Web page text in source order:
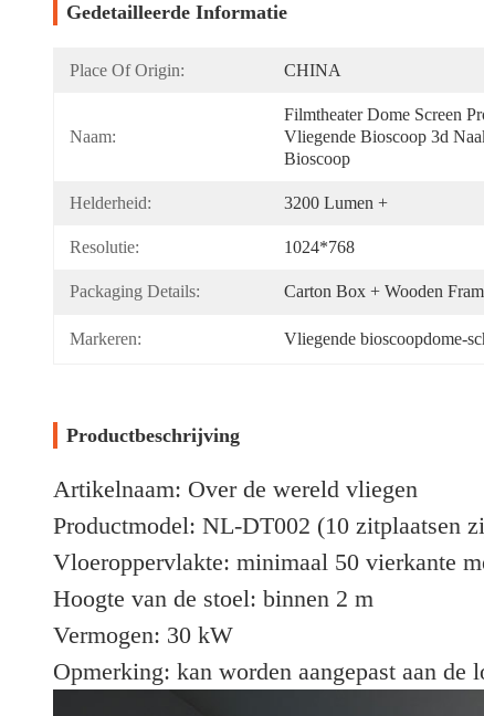
Gedetailleerde Informatie
Place Of Origin: CHINA
Naam:
Filmtheater Dome Screen
Vliegende Bioscoop 3d
Bioscoop
Helderheid: 3200 Lumen +
Resolutie: 1024*768
Packaging Details: Carton Box + Wooden
Markeren: Vliegende bioscoopdome-
Productbeschrijving
Artikelnaam: Over de wereld vliegen
Productmodel: NL-DT002 (10 zitplaatsen
Vloeroppervlakte: minimaal 50 vierkante
Hoogte van de stoel: binnen 2 m
Vermogen: 30 kW
Opmerking: kan worden aangepast aan de